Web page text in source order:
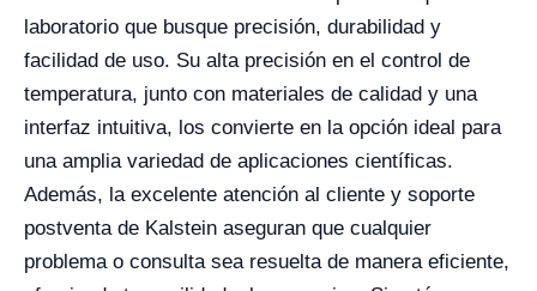
laboratorio que busque precisión, durabilidad y
facilidad de uso. Su alta precisión en el control de
temperatura, junto con materiales de calidad y una
interfaz intuitiva, los convierte en la opción ideal para
una amplia variedad de aplicaciones científicas.
Además, la excelente atención al cliente y soporte
postventa de Kalstein aseguran que cualquier
problema o consulta sea resuelta de manera eficiente,